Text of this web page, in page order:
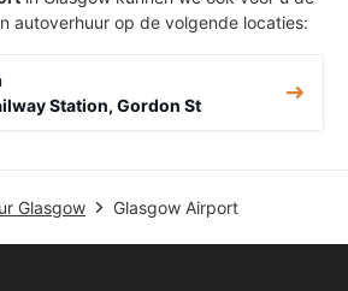
autoverhuur op de volgende locaties:
Station, Gordon St
Glasgow Glasgow Airport